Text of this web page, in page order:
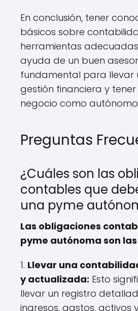
En conclusión, tener
básicos sobre
herramientas
ayuda de un buen
fundamental para llevar
gestión financiera y tener
negocio como
Preguntas
¿Cuáles son las
contables que
una pyme
Las obligaciones
pyme autónoma son
1. Llevar una
y actualizada: Esto
llevar un registro
ingresos, gastos, activos